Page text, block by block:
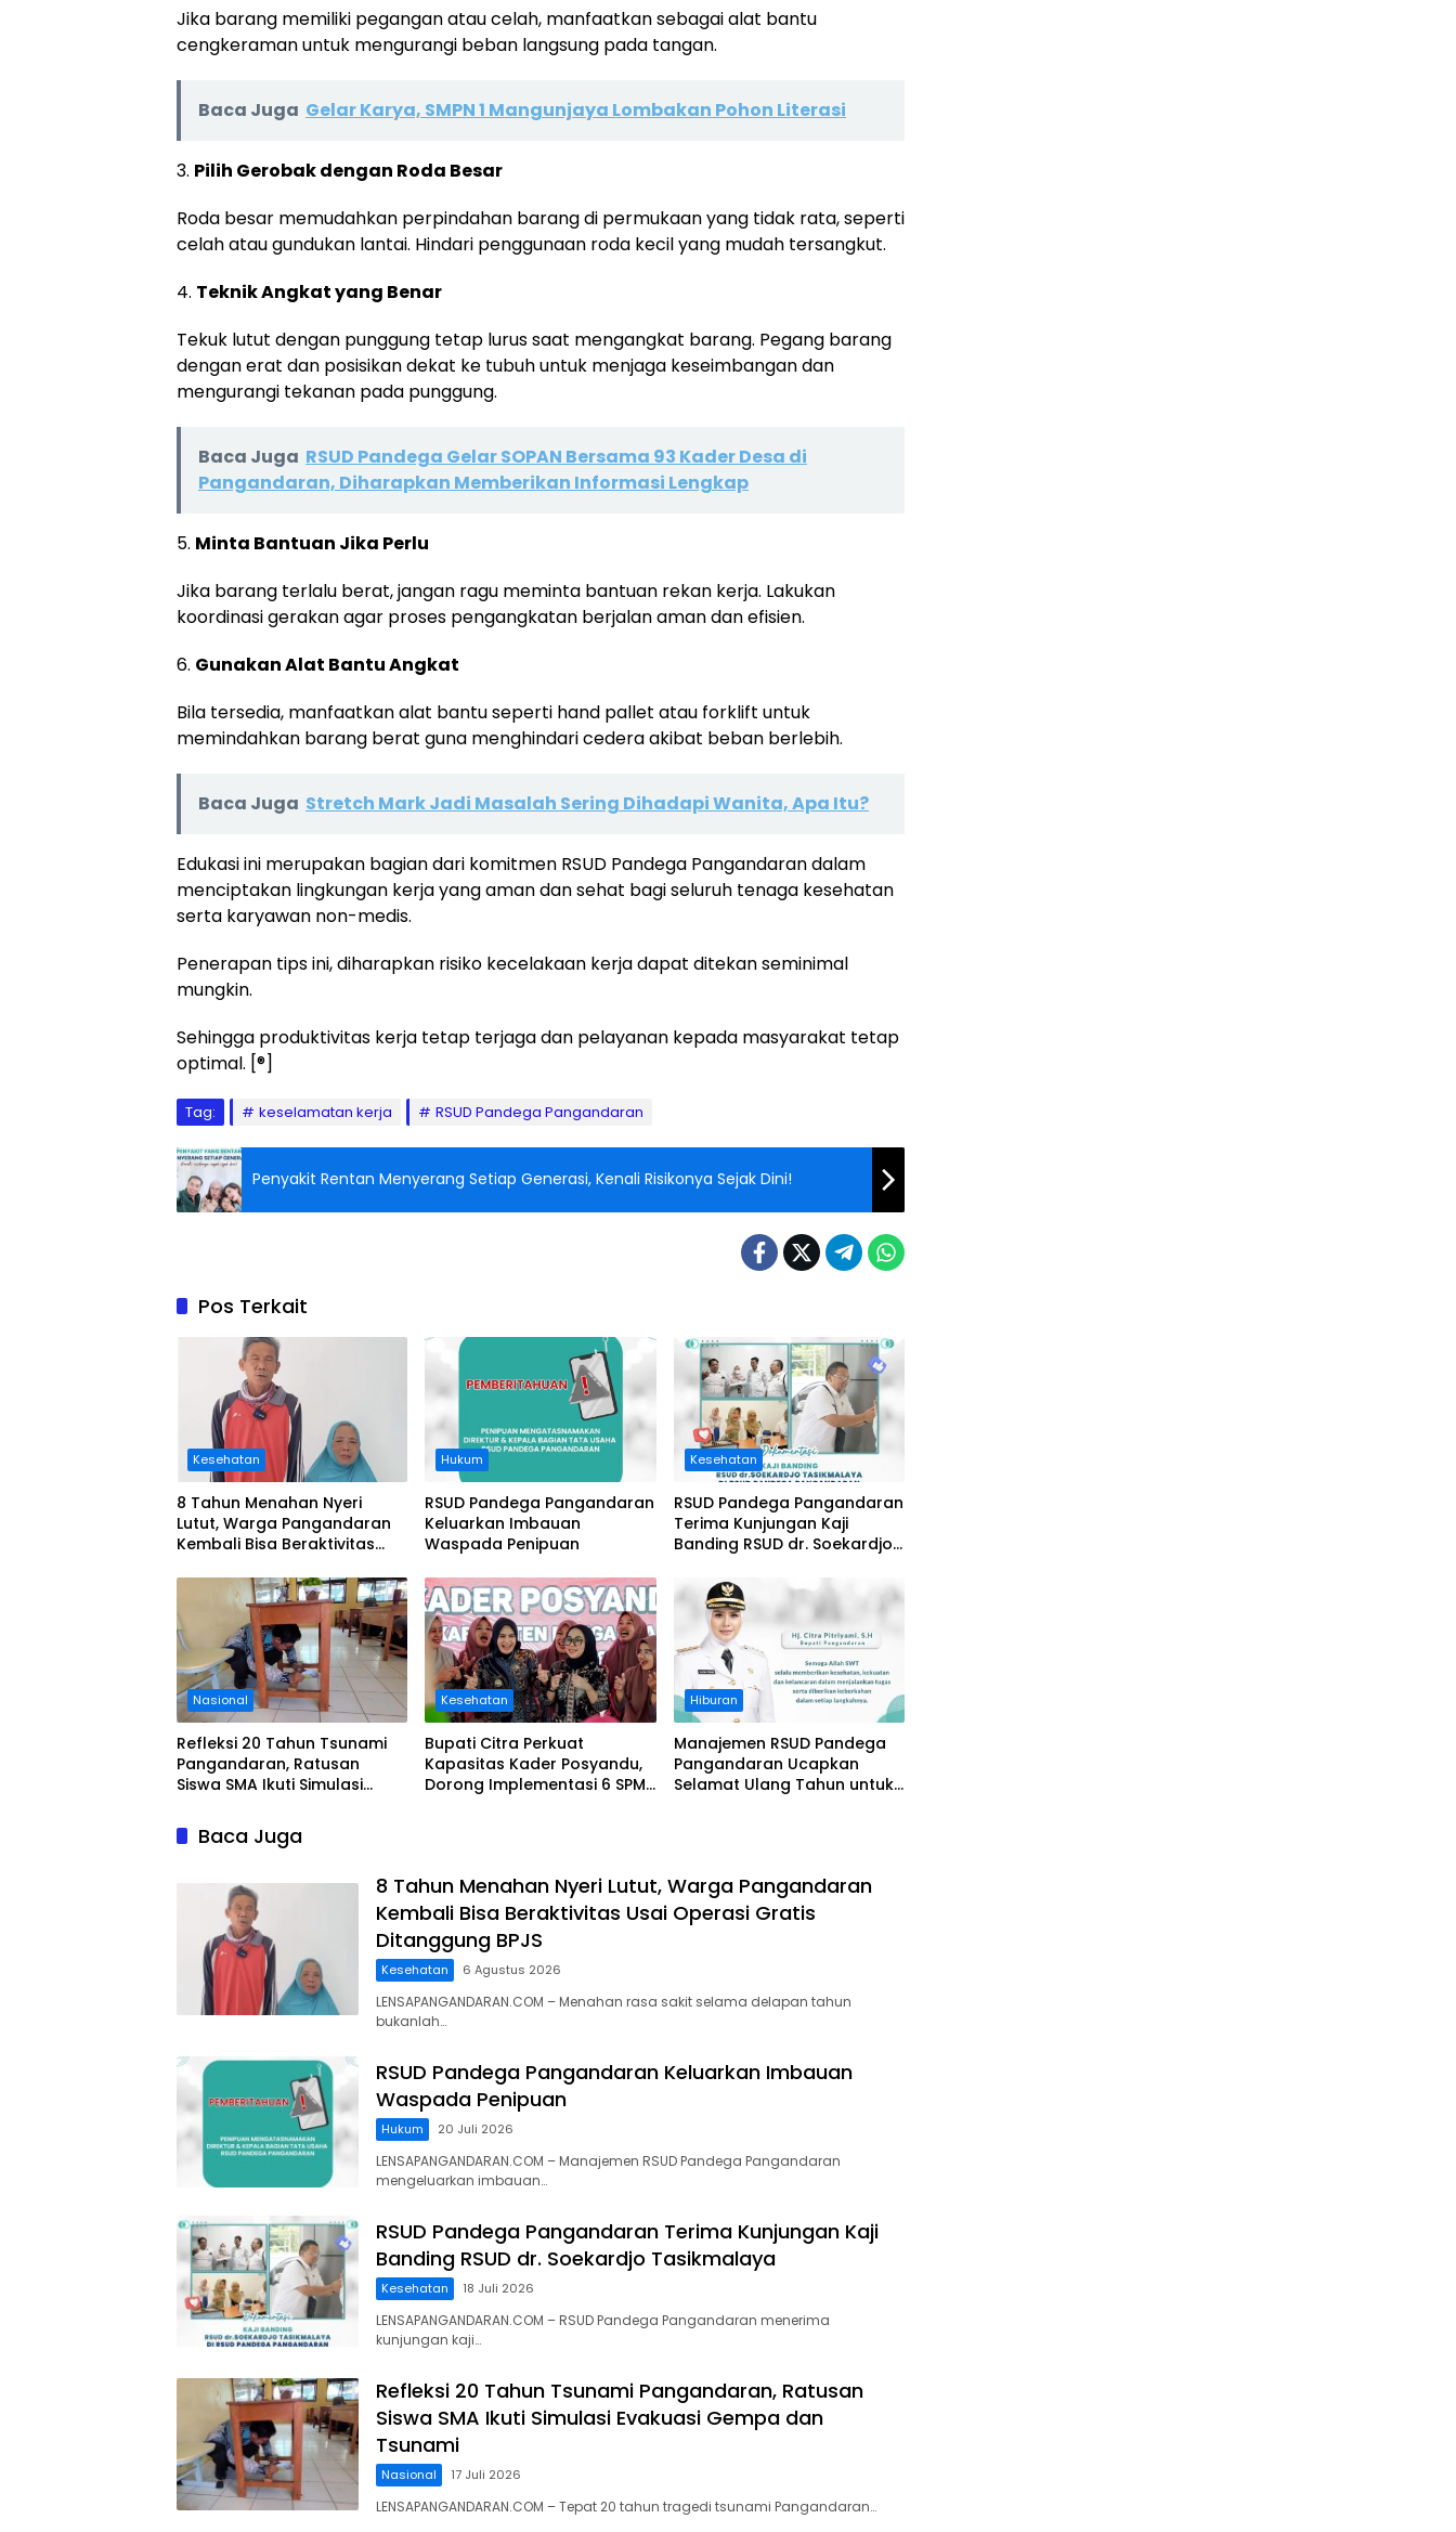
Jika barang memiliki pegangan atau celah, manfaatkan sebagai alat bantu
cengkeraman untuk mengurangi beban langsung pada tangan.
Baca Juga Gelar Karya, SMPN 1 Mangunjaya Lombakan Pohon Literasi
3. Pilih Gerobak dengan Roda Besar
Roda besar memudahkan perpindahan barang di permukaan yang tidak rata, seperti
celah atau gundukan lantai. Hindari penggunaan roda kecil yang mudah tersangkut.
4. Teknik Angkat yang Benar
Tekuk lutut dengan punggung tetap lurus saat mengangkat barang. Pegang barang
dengan erat dan posisikan dekat ke tubuh untuk menjaga keseimbangan dan
mengurangi tekanan pada punggung.
Baca Juga RSUD Pandega Gelar SOPAN Bersama 93 Kader Desa di
Pangandaran, Diharapkan Memberikan Informasi Lengkap
5. Minta Bantuan Jika Perlu
Jika barang terlalu berat, jangan ragu meminta bantuan rekan kerja. Lakukan
koordinasi gerakan agar proses pengangkatan berjalan aman dan efisien.
6. Gunakan Alat Bantu Angkat
Bila tersedia, manfaatkan alat bantu seperti hand pallet atau forklift untuk
memindahkan barang berat guna menghindari cedera akibat beban berlebih.
Baca Juga Stretch Mark Jadi Masalah Sering Dihadapi Wanita, Apa Itu?
Edukasi ini merupakan bagian dari komitmen RSUD Pandega Pangandaran dalam
menciptakan lingkungan kerja yang aman dan sehat bagi seluruh tenaga kesehatan
serta karyawan non-medis.
Penerapan tips ini, diharapkan risiko kecelakaan kerja dapat ditekan seminimal
mungkin.
Sehingga produktivitas kerja tetap terjaga dan pelayanan kepada masyarakat tetap
optimal. [®]
Tag: keselamatan kerja RSUD Pandega Pangandaran
Penyakit Rentan Menyerang Setiap Generasi, Kenali Risikonya Sejak Dini!
Pos Terkait
Kesehatan
8 Tahun Menahan Nyeri
Lutut, Warga Pangandaran
Kembali Bisa Beraktivitas
Ditanggung BPJS
Hukum
RSUD Pandega Pangandaran
Keluarkan Imbauan
Waspada Penipuan
Kesehatan
RSUD Pandega Pangandaran
Terima Kunjungan Kaji
Banding RSUD dr. Soekardjo
Nasional
Refleksi 20 Tahun Tsunami
Pangandaran, Ratusan
Siswa SMA Ikuti Simulasi
Tsunami
Kesehatan
Bupati Citra Perkuat
Kapasitas Kader Posyandu,
Dorong Implementasi 6 SPM
Hiburan
Manajemen RSUD Pandega
Pangandaran Ucapkan
Selamat Ulang Tahun untuk
Baca Juga
8 Tahun Menahan Nyeri Lutut, Warga Pangandaran
Kembali Bisa Beraktivitas Usai Operasi Gratis
Ditanggung BPJS
Kesehatan 6 Agustus 2026
LENSAPANGANDARAN.COM – Menahan rasa sakit selama delapan tahun
bukanlah…
RSUD Pandega Pangandaran Keluarkan Imbauan
Waspada Penipuan
Hukum 20 Juli 2026
LENSAPANGANDARAN.COM – Manajemen RSUD Pandega Pangandaran
mengeluarkan imbauan…
RSUD Pandega Pangandaran Terima Kunjungan Kaji
Banding RSUD dr. Soekardjo Tasikmalaya
Kesehatan 18 Juli 2026
LENSAPANGANDARAN.COM – RSUD Pandega Pangandaran menerima
kunjungan kaji…
Refleksi 20 Tahun Tsunami Pangandaran, Ratusan
Siswa SMA Ikuti Simulasi Evakuasi Gempa dan
Tsunami
Nasional 17 Juli 2026
LENSAPANGANDARAN.COM – Tepat 20 tahun tragedi tsunami Pangandaran…